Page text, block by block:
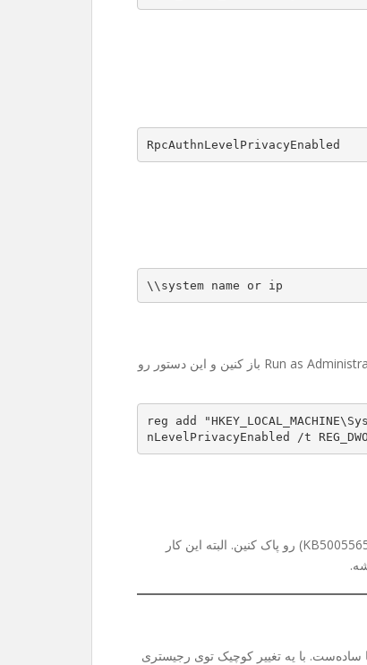
RpcAuthnLevelPrivacyEnabled
\\system name or ip
حوصله رجیستری رفتن ندارین؟ اشکالی نداره. کافیه CMD رو با Run as Administrator باز کنین و این دستور رو
reg add
nLevelPrivacyEnabled /t
در موارد خیلی نادر ممکنه مجبور بشین آپدیت‌های جدید ویندوز (مثل KB5005565) رو پاک کنین. البته این کار
با یه تغییر کوچیک توی رجیستری